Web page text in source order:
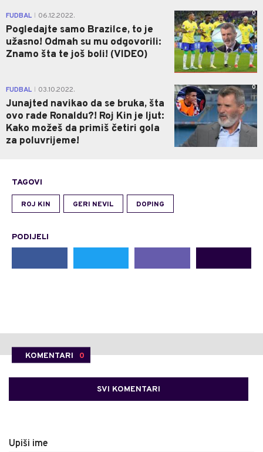
FUDBAL 06.12.2022.
Pogledajte samo Brazilce, to je
užasno! Odmah su mu odgovorili:
Znamo šta te još boli! (VIDEO)
0
FUDBAL 03.10.2022.
Junajted navikao da se bruka, šta
ovo rade Ronaldu?! Roj Kin je ljut:
Kako možeš da primiš četiri gola
za poluvrijeme!
0
TAGOVI
ROJ KIN GERI NEVIL DOPING
PODIJELI
KOMENTARI 0
SVI KOMENTARI
Upiši ime